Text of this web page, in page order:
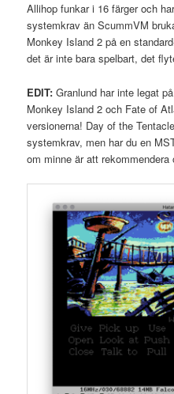
Allihop funkar i 16 färger och
systemkrav än ScummVM
Monkey Island 2 på en
det är inte bara spelbart, det
EDIT:Granlund har inte legat
Monkey Island 2 och Fate of
versionerna! Day of the
systemkrav, men har du en
om minne är att rekommendera